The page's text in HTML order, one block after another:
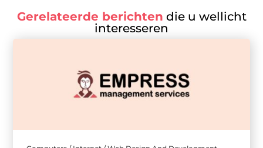
Gerelateerde berichten die u wellicht
interesseren